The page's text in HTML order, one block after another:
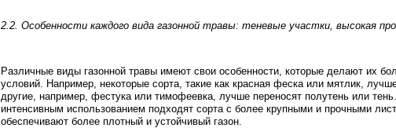
2.2. Особенности каждого вида газонной травы: теневые участки, высокая
Различные виды газонной травы имеют свои особенности, которые делают их
условий. Например, некоторые сорта, такие как красная феска или мятлик,
другие, например, фестука или тимофеевка, лучше переносят полутень или
интенсивным использованием подходят сорта с более крупными и прочными
обеспечивают более плотный и устойчивый газон.